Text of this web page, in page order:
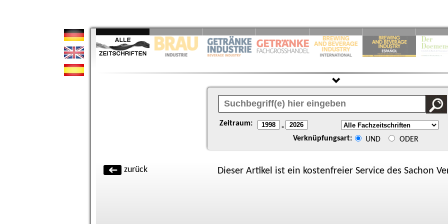
Zeitraum: -
Verknüpfungsart: UND ODER
zurück Dieser Artikel ist ein kostenfreier Service des Sachon